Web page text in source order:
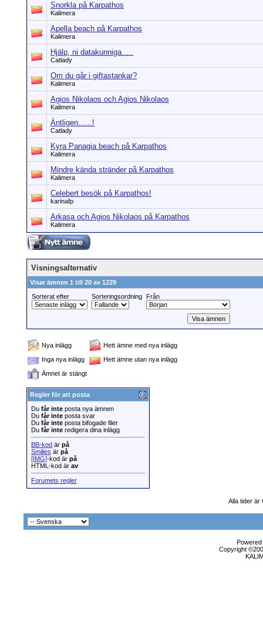
Snorkla på Karpathos
Kalimera
Apella beach på Karpathos
Kalimera
Hjälp, ni datakunniga.....
Catlady
Om du går i giftastankar?
Kalimera
Agios Nikolaos och Agios Nikolaos
Kalimera
Äntligen......!
Catlady
Kyra Panagia beach på Karpathos
Kalimera
Mindre kända stränder på Karpathos
Kalimera
Celebert besök på Karpathos!
karinafp
Arkasa och Agios Nikolaos på Karpathos
Kalimera
Visningsalternativ
Visar ämnen 1 till 20 av 1229
Sorterat efter
Sorteringsordning Från
Nya inlägg
Hett ämne med nya inlägg
Inga nya inlägg
Hett ämne utan nya inlägg
Ämnet är stängt
Regler för att posta
Du får inte posta nya ämnen
Du får inte posta svar
Du får inte posta bifogade filer
Du får inte redigera dina inlägg
BB-kod är på
Smilies är på
[IMG]-kod är på
HTML-kod är av
Forumets regler
Alla tider är
Copyright